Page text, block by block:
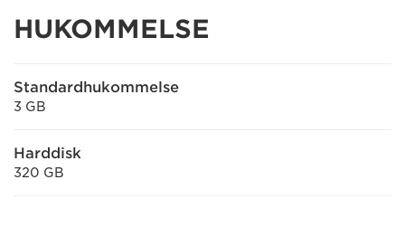
HUKOMMELSE
Standardhukommelse
3 GB
Harddisk
320 GB